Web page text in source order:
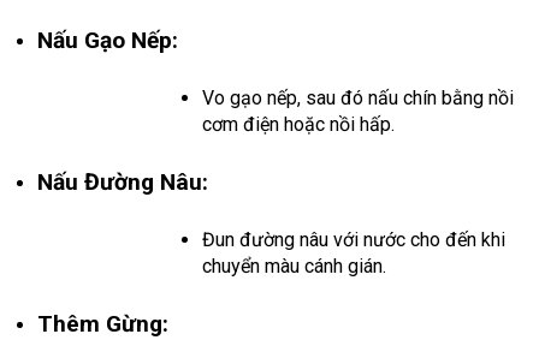
Nấu Gạo Nếp:
Vo gạo nếp, sau đó nấu chín bằng nồi
cơm điện hoặc nồi hấp.
Nấu Đường Nâu:
Đun đường nâu với nước cho đến khi
chuyển màu cánh gián.
Thêm Gừng: